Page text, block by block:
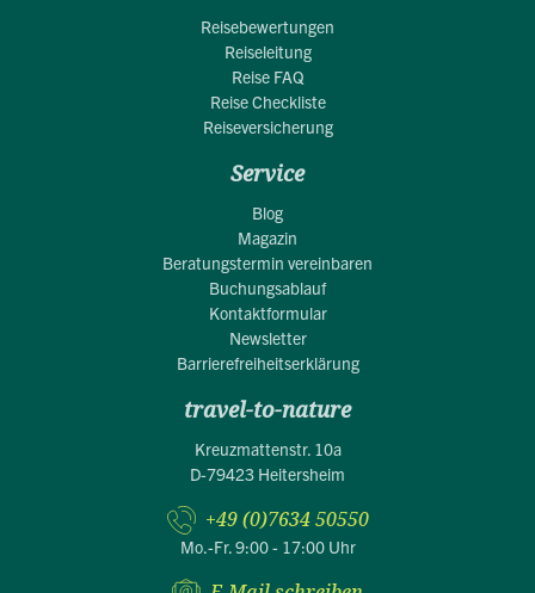
Reisebewertungen
Reiseleitung
Reise FAQ
Reise Checkliste
Reiseversicherung
Service
Blog
Magazin
Beratungstermin vereinbaren
Buchungsablauf
Kontaktformular
Newsletter
Barrierefreiheitserklärung
travel-to-nature
Kreuzmattenstr. 10a
D-79423 Heitersheim
+49 (0)7634 50550
Mo.-Fr. 9:00 - 17:00 Uhr